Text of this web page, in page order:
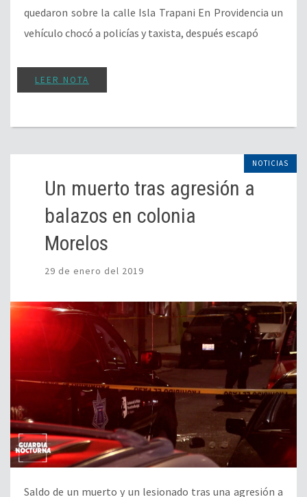
quedaron sobre la calle Isla Trapani En Providencia un
vehículo chocó a policías y taxista, después escapó
LEER NOTA
NOTICIAS
Un muerto tras agresión a
balazos en colonia
Morelos
29 de enero del 2019
Saldo de un muerto y un lesionado tras una agresión a